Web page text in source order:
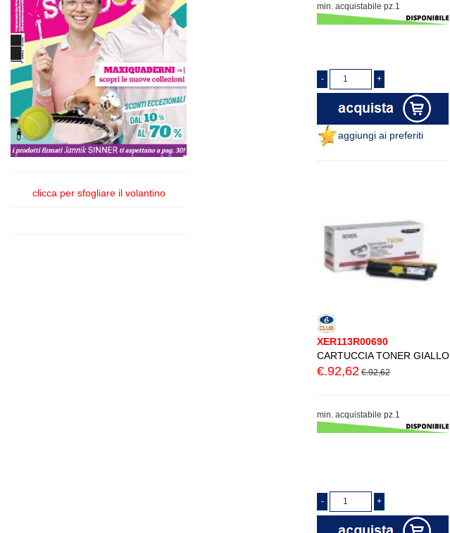
clicca per sfogliare il volantino
min. acquistabile pz.1
aggiungi ai preferiti
XER113R00690
CARTUCCIA TONER GIALLO
€.92,62 €.92,62
min. acquistabile pz.1